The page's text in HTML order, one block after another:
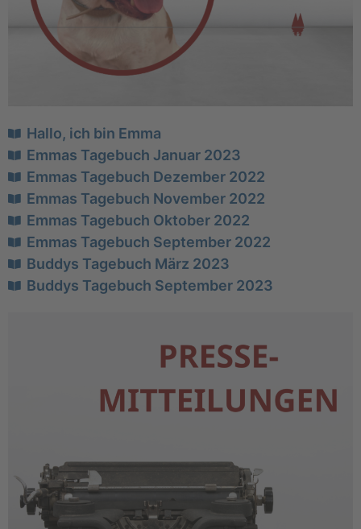
Hallo, ich bin Emma
Emmas Tagebuch Januar 2023
Emmas Tagebuch Dezember 2022
Emmas Tagebuch November 2022
Emmas Tagebuch Oktober 2022
Emmas Tagebuch September 2022
Buddys Tagebuch März 2023
Buddys Tagebuch September 2023